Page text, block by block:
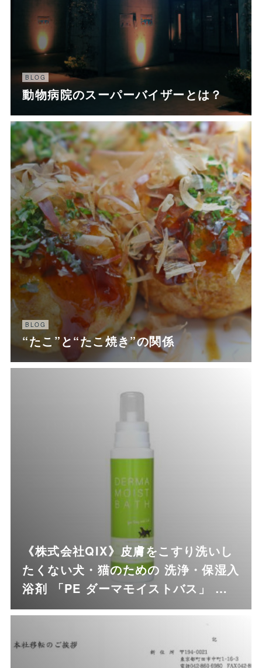
BLOG
動物病院のスーパーバイザーとは？
BLOG
“たこ”と“たこ焼き”の関係
《株式会社QIX》皮膚をこすり洗いし
たくない犬・猫のための 洗浄・保湿入
浴剤 「PE ダーマモイストバス」 …